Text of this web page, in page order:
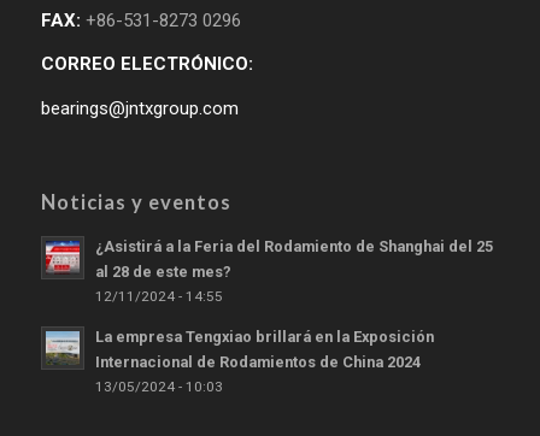
FAX: +86-531-8273 0296
CORREO ELECTRÓNICO:
bearings@jntxgroup.com
Noticias y eventos
¿Asistirá a la Feria del Rodamiento de Shanghai del 25
al 28 de este mes?
12/11/2024 - 14:55
La empresa Tengxiao brillará en la Exposición
Internacional de Rodamientos de China 2024
13/05/2024 - 10:03